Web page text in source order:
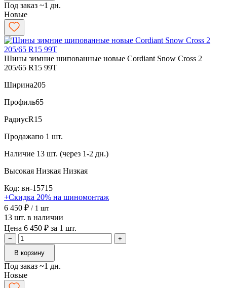
Под заказ ~1 дн.
Новые
Шины зимние шипованные новые Cordiant Snow Cross 2
205/65 R15 99T
Ширина205
Профиль65
РадиусR15
Продажапо 1 шт.
Наличие 13 шт. (через 1-2 дн.)
Высокая Низкая Низкая
Код: вн-15715
+Скидка 20% на шиномонтаж
6 450 ₽ / 1 шт
13 шт. в наличии
Цена 6 450 ₽ за 1 шт.
−
+
В корзину
Под заказ ~1 дн.
Новые